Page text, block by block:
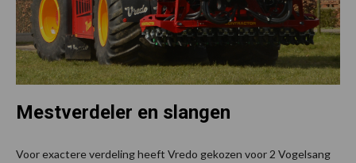
Mestverdeler en slangen
Voor exactere verdeling heeft Vredo gekozen voor 2 Vogelsang